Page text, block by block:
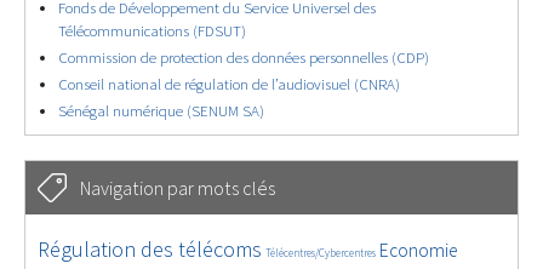
Fonds de Développement du Service Universel des
Télécommunications (FDSUT)
Commission de protection des données personnelles (CDP)
Conseil national de régulation de l’audiovisuel (CNRA)
Sénégal numérique (SENUM SA)
Navigation par mots clés
4605/5810
Régulation des télécoms
363/5810 Télécentres/Cybercentres
3667/5810
Economie